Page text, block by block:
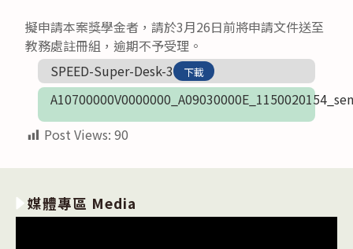
擬申請本案獎學金者，請於3月26日前將申請文件送至
教務處註冊組，逾期不予受理。
SPEED-Super-Desk-3
下載
Post Views: 90
媒體專區 Media